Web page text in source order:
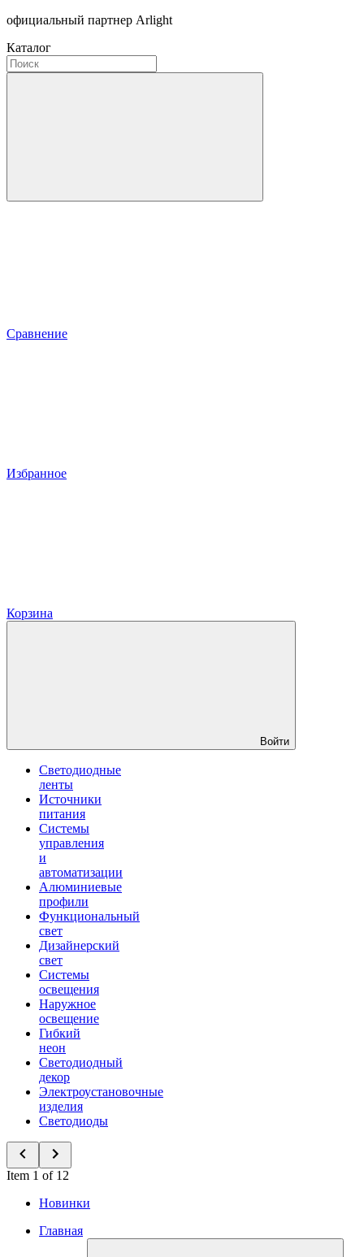
официальный партнер Arlight
Каталог
Сравнение
Избранное
Корзина
Войти
Светодиодные
ленты
Источники
питания
Системы
управления
и
автоматизации
Алюминиевые
профили
Функциональный
свет
Дизайнерский
свет
Системы
освещения
Наружное
освещение
Гибкий
неон
Светодиодный
декор
Электроустановочные
изделия
Светодиоды
Item 1 of 12
Новинки
Главная